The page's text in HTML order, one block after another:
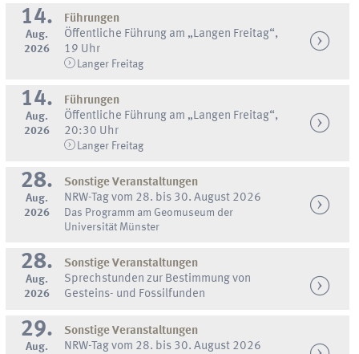
14.
Aug.
2026
Führungen
Öffentliche Führung am „Langen Freitag“,
19 Uhr
Langer Freitag
14.
Aug.
2026
Führungen
Öffentliche Führung am „Langen Freitag“,
20:30 Uhr
Langer Freitag
28.
Aug.
2026
Sonstige Veranstaltungen
NRW-Tag vom 28. bis 30. August 2026
Das Programm am Geomuseum der
Universität Münster
28.
Aug.
2026
Sonstige Veranstaltungen
Sprechstunden zur Bestimmung von
Gesteins- und Fossilfunden
29.
Aug.
Sonstige Veranstaltungen
NRW-Tag vom 28. bis 30. August 2026